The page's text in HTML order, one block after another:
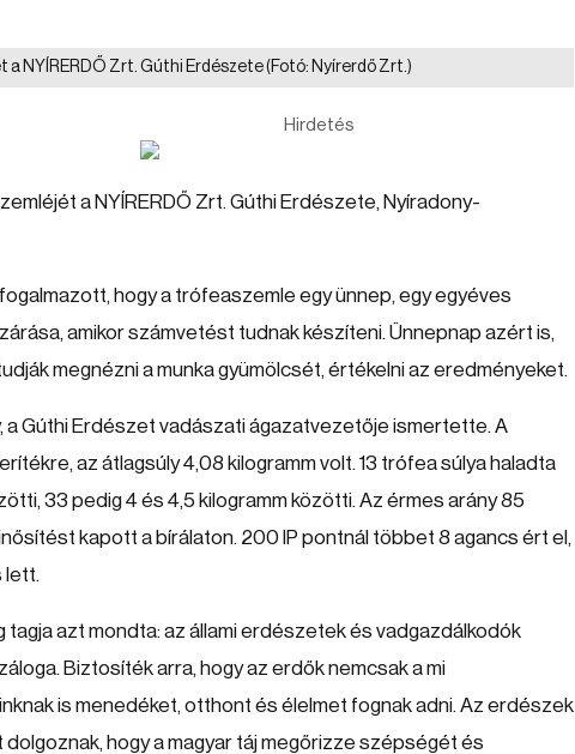
NYÍRERDŐ Zrt. Gúthi Erdészete(Fotó: Nyírerdő Zrt.)
Hirdetés
a NYÍRERDŐ Zrt. Gúthi Erdészete, Nyíradony-
hogy a trófeaszemle egy ünnep, egy egyéves
amikor számvetést tudnak készíteni. Ünnepnap azért is,
megnézni a munka gyümölcsét, értékelni az eredményeket.
Gúthi Erdészet vadászati ágazatvezetője ismertette. A
az átlagsúly 4,08 kilogramm volt. 13 trófea súlya haladta
33 pedig 4 és 4,5 kilogramm közötti. Az érmes arány 85
kapott a bírálaton. 200 IP pontnál többet 8 agancs ért el,
lett.
azt mondta: az állami erdészetek és vadgazdálkodók
Biztosíték arra, hogy az erdők nemcsak a mi
is menedéket, otthont és élelmet fognak adni. Az erdészek
hogy a magyar táj megőrizze szépségét és